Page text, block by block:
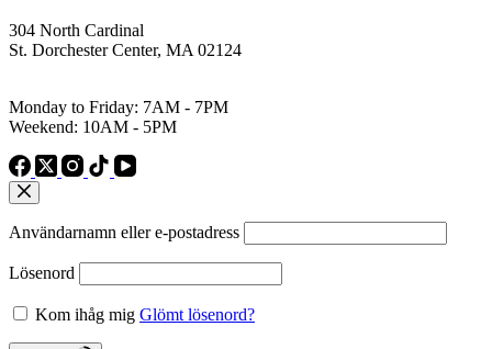
304 North Cardinal
St. Dorchester Center, MA 02124
Monday to Friday: 7AM - 7PM
Weekend: 10AM - 5PM
Användarnamn eller e‑postadress
Lösenord
Kom ihåg mig Glömt lösenord?